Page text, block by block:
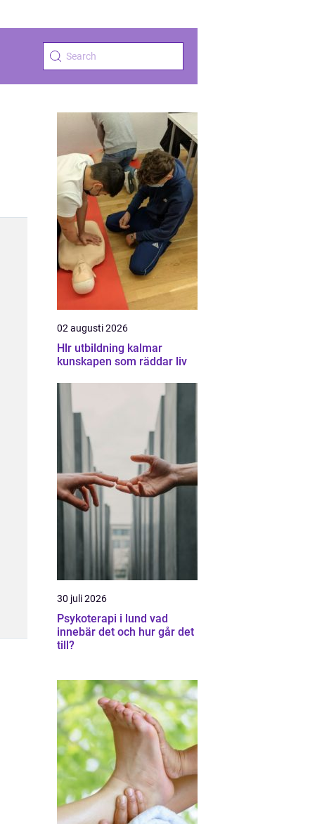
02 augusti 2026
Hlr utbildning kalmar
kunskapen som räddar liv
30 juli 2026
Psykoterapi i lund vad
innebär det och hur går det
till?